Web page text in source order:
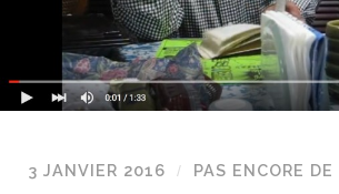
3 JANVIER 2016 / PAS ENCORE